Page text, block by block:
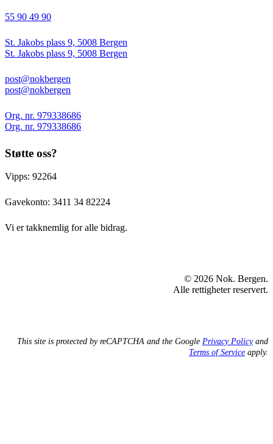
55 90 49 90
St. Jakobs plass 9, 5008 Bergen
St. Jakobs plass 9, 5008 Bergen
post@nokbergen
post@nokbergen
Org. nr. 979338686
Org. nr. 979338686
Støtte oss?
Vipps: 92264
Gavekonto: 3411 34 82224
Vi er takknemlig for alle bidrag.
© 2026 Nok. Bergen.
Alle rettigheter reservert.
This site is protected by reCAPTCHA and the Google Privacy Policyand
Terms of Service apply.